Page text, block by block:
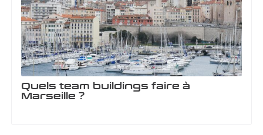
Quels team buildings faire à
Marseille ?